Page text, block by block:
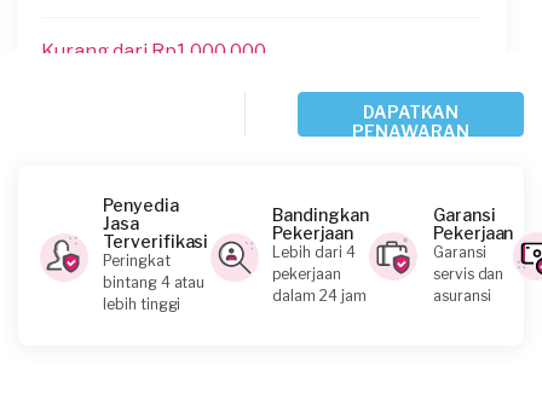
Kurang dari Rp1.000.000
Hotdo Immanuel requested Jasa Pertukangan
Request Fulfilled
Kurang dari Rp1.000.000
DAPATKAN
PENAWARAN
Penyedia
Jasa
Terverifikasi
Peringkat
bintang 4 atau
lebih tinggi
Bandingkan
Pekerjaan
Lebih dari 4
pekerjaan
dalam 24 jam
Garansi
Pekerjaan
Garansi
servis dan
asuransi